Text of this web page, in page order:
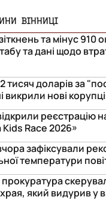
ВІННИЦІ
та мінус 910
та дані щодо
тисяч доларів за
викрили нові
реєстрацію
Race 2026»
зафіксували
температури
прокуратура
який видурив у